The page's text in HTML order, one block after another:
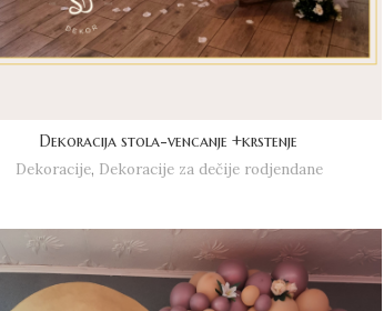
Dekoracija stola-vencanje +krstenje
Dekoracije, Dekoracije za dečije rodjendane